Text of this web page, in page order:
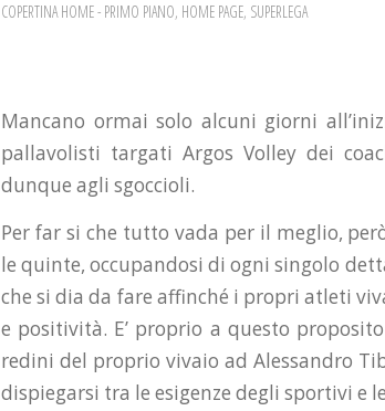
COPERTINA HOME - PRIMO PIANO, HOME PAGE, SUPERLEGA
Mancano ormai solo alcuni giorni
pallavolisti targati Argos Volley dei
dunque agli sgoccioli.
Per far si che tutto vada per il meglio,
le quinte, occupandosi di ogni singolo
che si dia da fare affinché i propri atleti
e positività. E’ proprio a questo
redini del proprio vivaio ad Alessandro
dispiegarsi tra le esigenze degli sportivi e